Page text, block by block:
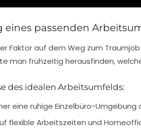
eines passenden
Faktor auf dem Weg zum
man frühzeitig herausfinden,
des idealen Arbeitsumfelds:
eine ruhige Einzelbüro-
flexible Arbeitszeiten und